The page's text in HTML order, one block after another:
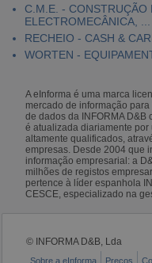
C.M.E. - CONSTRUÇÃO
ELECTROMECÂNICA, ...
RECHEIO - CASH &
WORTEN -
A eInforma é uma marca
mercado de informação
de dados da INFORMA D&B
é atualizada diariamente
altamente qualificados,
empresas. Desde 2004 que
informação empresarial: a
milhões de registos
pertence à líder espanhola
CESCE, especializado na
© INFORMA D&B, Lda
Sobre a eInforma Preços